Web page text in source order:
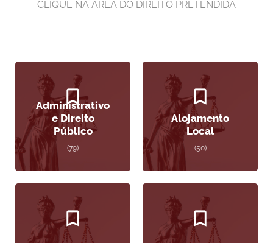
CLIQUE NA ÁREA DO DIREITO PRETENDIDA
Administrativo
e Direito
Público
(79)
Alojamento
Local
(50)